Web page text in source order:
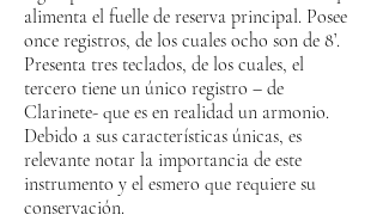
alimenta el fuelle de reserva principal. Posee
once registros, de los cuales ocho son de 8’.
Presenta tres teclados, de los cuales, el
tercero tiene un único registro – de
Clarinete- que es en realidad un armonio.
Debido a sus características únicas, es
relevante notar la importancia de este
instrumento y el esmero que requiere su
conservación.